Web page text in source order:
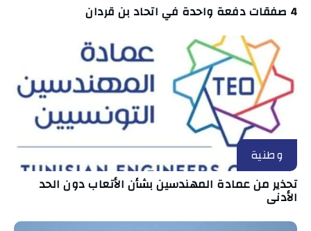
4 صفقات دفعة واحدة في اتحاد بن قردان
وطنية
تحذير من عمادة المهندسين بشأن الأتعاب دون الحد
الأدنى